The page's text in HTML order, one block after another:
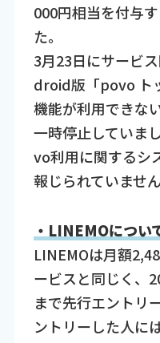
000円相当を付与
た。
3月23日にサービ
droid版「povo ト
機能が利用できな
一時停止していま
vo利用に関するシ
報じられていません
・LINEMOについ
LINEMOは月額
ービスと同じく、
まで先行エントリ
ントリーした人に